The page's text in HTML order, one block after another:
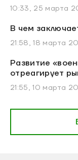
10:33, 25 марта
В чем
21:58, 18 марта
Развитие
отреагирует
21:55, 10 марта